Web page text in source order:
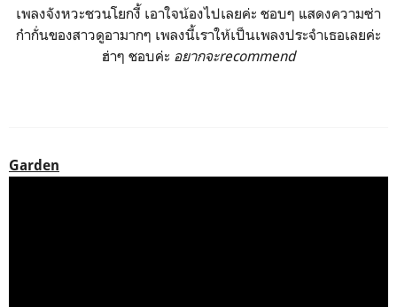
เพลงจังหวะชวนโยกงี้ เอาใจน้องไปเลยค่ะ ชอบๆ แสดงความซ่า
ก๋ากั่นของสาวดูอามากๆ เพลงนี้เราให้เป็นเพลงประจำเธอเลยค่ะ
ฮ่าๆ ชอบค่ะ อยากจะrecommend
Garden